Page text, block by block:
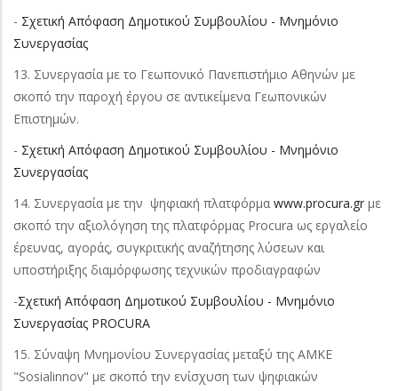
- Σχετική Απόφαση Δημοτικού Συμβουλίου - Μνημόνιο
Συνεργασίας
13. Συνεργασία με το Γεωπονικό Πανεπιστήμιο Αθηνών με
σκοπό την παροχή έργου σε αντικείμενα Γεωπονικών
Επιστημών.
- Σχετική Απόφαση Δημοτικού Συμβουλίου - Μνημόνιο
Συνεργασίας
14. Συνεργασία με την ψηφιακή πλατφόρμα www.procura.gr με
σκοπό την αξιολόγηση της πλατφόρμας Procura ως εργαλείο
έρευνας, αγοράς, συγκριτικής αναζήτησης λύσεων και
υποστήριξης διαμόρφωσης τεχνικών προδιαγραφών
-Σχετική Απόφαση Δημοτικού Συμβουλίου - Μνημόνιο
Συνεργασίας PROCURA
15. Σύναψη Μνημονίου Συνεργασίας μεταξύ της ΑΜΚΕ
"Sosialinnov" με σκοπό την ενίσχυση των ψηφιακών